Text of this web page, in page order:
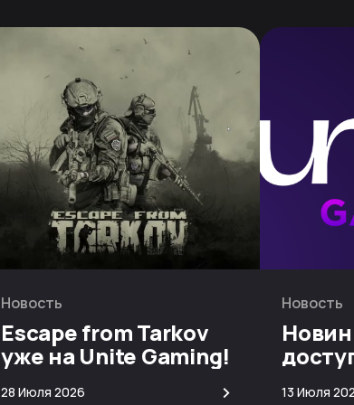
Новость
Escape from Tarkov
уже на Unite Gaming!
28 Июля 2026 >
Новость
13 Июля